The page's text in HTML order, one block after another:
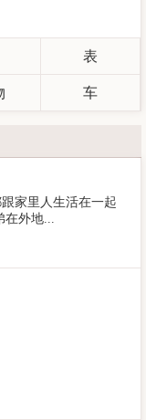
表
车
家里人生活在一起
在外地...